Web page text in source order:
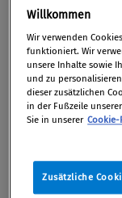
Standard
Compliance-
zertifizieren
darüber auch
ON-Regel,
Alexander
Willkommen
Wir verwenden
funktioniert. Wir
unsere Inhalte sowie
und zu
dieser zusätzlichen
in der Fußzeile
Sie in unserer
Zusätzliche